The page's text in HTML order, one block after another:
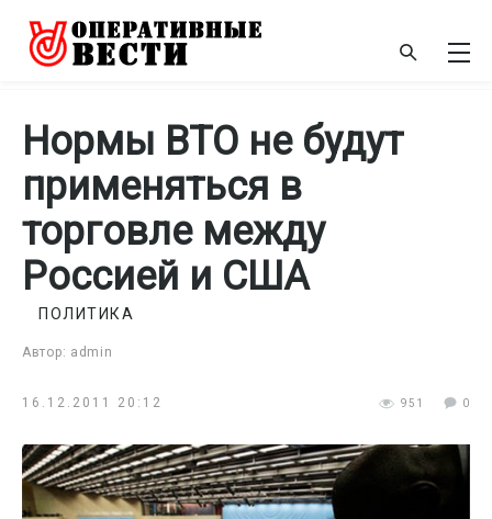
Нормы ВТО не будут
применяться в
торговле между
Россией и США
Автор: admin
ПОЛИТИКА
16.12.2011 20:12 951 0